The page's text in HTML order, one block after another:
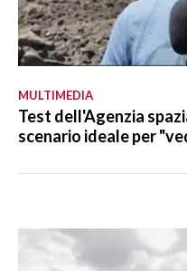
MULTIMEDIA
Test dell'Agenzia
scenario ideale per